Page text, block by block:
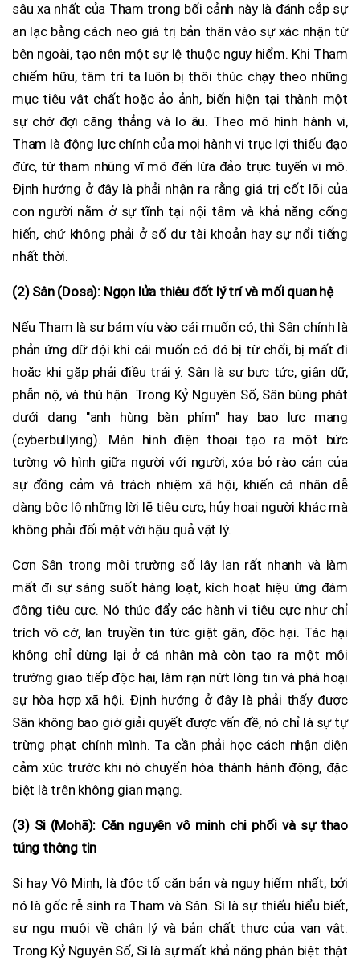
sâu xa nhất của Tham trong bối cảnh này là đánh cắp sự
an lạc bằng cách neo giá trị bản thân vào sự xác nhận từ
bên ngoài, tạo nên một sự lệ thuộc nguy hiểm. Khi Tham
chiếm hữu, tâm trí ta luôn bị thôi thúc chạy theo những
mục tiêu vật chất hoặc ảo ảnh, biến hiện tại thành một
sự chờ đợi căng thẳng và lo âu. Theo mô hình hành vi,
Tham là động lực chính của mọi hành vi trục lợi thiếu đạo
đức, từ tham nhũng vĩ mô đến lừa đảo trực tuyến vi mô.
Định hướng ở đây là phải nhận ra rằng giá trị cốt lõi của
con người nằm ở sự tĩnh tại nội tâm và khả năng cống
hiến, chứ không phải ở số dư tài khoản hay sự nổi tiếng
nhất thời.
(2) Sân (Dosa): Ngọn lửa thiêu đốt lý trí và mối quan hệ
Nếu Tham là sự bám víu vào cái muốn có, thì Sân chính là
phản ứng dữ dội khi cái muốn có đó bị từ chối, bị mất đi
hoặc khi gặp phải điều trái ý. Sân là sự bực tức, giận dữ,
phẫn nộ, và thù hận. Trong Kỷ Nguyên Số, Sân bùng phát
dưới dạng "anh hùng bàn phím" hay bạo lực mạng
(cyberbullying). Màn hình điện thoại tạo ra một bức
tường vô hình giữa người với người, xóa bỏ rào cản của
sự đồng cảm và trách nhiệm xã hội, khiến cá nhân dễ
dàng bộc lộ những lời lẽ tiêu cực, hủy hoại người khác mà
không phải đối mặt với hậu quả vật lý.
Cơn Sân trong môi trường số lây lan rất nhanh và làm
mất đi sự sáng suốt hàng loạt, kích hoạt hiệu ứng đám
đông tiêu cực. Nó thúc đẩy các hành vi tiêu cực như chỉ
trích vô cớ, lan truyền tin tức giật gân, độc hại. Tác hại
không chỉ dừng lại ở cá nhân mà còn tạo ra một môi
trường giao tiếp độc hại, làm rạn nứt lòng tin và phá hoại
sự hòa hợp xã hội. Định hướng ở đây là phải thấy được
Sân không bao giờ giải quyết được vấn đề, nó chỉ là sự tự
trừng phạt chính mình. Ta cần phải học cách nhận diện
cảm xúc trước khi nó chuyển hóa thành hành động, đặc
biệt là trên không gian mạng.
(3) Si (Mohā): Căn nguyên vô minh chi phối và sự thao
túng thông tin
Si hay Vô Minh, là độc tố căn bản và nguy hiểm nhất, bởi
nó là gốc rễ sinh ra Tham và Sân. Si là sự thiếu hiểu biết,
sự ngu muội về chân lý và bản chất thực của vạn vật.
Trong Kỷ Nguyên Số, Si là sự mất khả năng phân biệt thật